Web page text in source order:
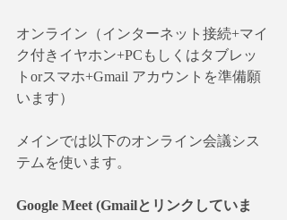
オンライン（インターネット接続+マイ
ク付きイヤホン+PCもしくはタブレッ
トorスマホ+Gmail アカウントを準備願
います）
メインでは以下のオンライン会議シス
テムを使います。
Google Meet (Gmailとリンクしていま